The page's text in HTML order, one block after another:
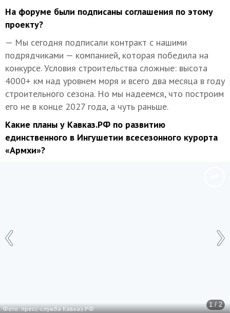
На форуме были подписаны соглашения по этому
проекту?
— Мы сегодня подписали контракт с нашими
подрядчиками — компанией, которая победила на
конкурсе. Условия строительства сложные: высота
4000+ км над уровнем моря и всего два месяца в году
строительного сезона. Но мы надеемся, что построим
его не в конце 2027 года, а чуть раньше.
Какие планы у Кавказ.РФ по развитию
единственного в Ингушетии всесезонного курорта
«Армхи»?
1 / 2
Фото: пресс-служба Кавказ.РФ